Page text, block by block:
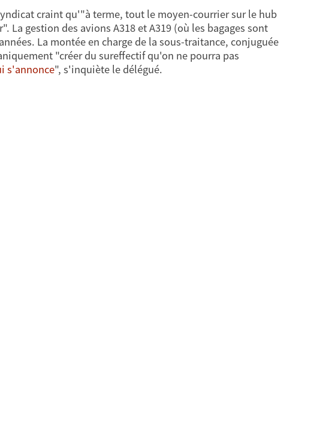
craint qu'"à terme, tout le moyen-courrier sur le hub
gestion des avions A318 et A319 (où les bagages sont
La montée en charge de la sous-traitance, conjuguée
"créer du sureffectif qu'on ne pourra pas
s'annonce", s'inquiète le délégué.